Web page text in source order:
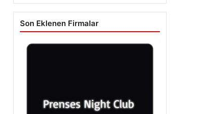
Son Eklenen Firmalar